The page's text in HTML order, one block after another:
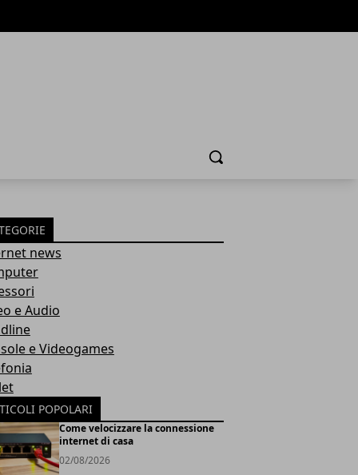
Cerca
news
e Audio
e Videogames
POPOLARI
Come velocizzare la connessione
internet di casa
02/08/2026